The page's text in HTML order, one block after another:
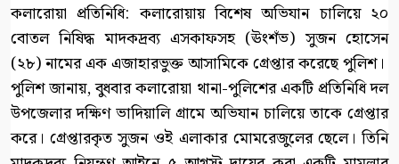
কলারোয়া প্রতিনিধি: কলারোয়ায় বিশেষ অভিযান চালিয়ে ২০
বোতল নিষিদ্ধ মাদকদ্রব্য এসকাফসহ (ঊংশঁভ) সুজন হোসেন
(২৮) নামের এক এজাহারভুক্ত আসামিকে গ্রেপ্তার করেছে পুলিশ।
পুলিশ জানায়, বুধবার কলারোয়া থানা-পুলিশের একটি প্রতিনিধি দল
উপজেলার দক্ষিণ ভাদিয়ালি গ্রামে অভিযান চালিয়ে তাকে গ্রেপ্তার
করে। গ্রেপ্তারকৃত সুজন ওই এলাকার মোমরেজুলের ছেলে। তিনি